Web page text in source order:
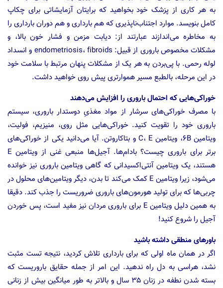
به هر کاری از پزشک خود بخواهید که برایتان آزمایشاتی برای چکاپ
کامل بنویسد. موارد اجتناب‌ناپذیری که هم بارداری و هم دوران بارداری را
به مخاطره می‌اندازند عبارتند از: دیابت مزمن و فشار خون بالا، و
مشکلات مخصوص باروری از قبیل: endometriosis، fibroids و انسداد
لوله رحمی. با پی‌بردن به هر یک از مشکلات پنهان مرتبط با سلامت خود
در این مرحله، بالطبع مسیر هموارتری پیش روی خواهید داشت.
خوراکی‌هایی که احتمال باروری را افزایش می‌دهند
با مصرف خوراکی‌های سرشار از مواد مغذیِ دوستدار باروری، سیستم
باروری خود را تقویت کنید. خوراکی‌هایی مثل روی، منیزیم، فولیت،
ویتامین ۶B، ویتامین C، E و بتاکاروتن. آیا می‌دانید یکی از خوراکی‌های
برتر برای باروری چیست؟ بادام‌ها. آجیل‌ها منبعی غنی از ویتامین E
هستند، یک ویتامین آنتی‌اکسیدانی که گاهی ویتامین‌ باروری نیز خوانده
می‌شود، زیرا ویتامین E کمک می‌کند تا بدن، دیگر ویتامین‌های محلول در
چربی‌ها که برای تولید هورمون‌های باروری ضروریست را جذب کند. دقیقا
به همین دلیل ویتامین E برای باروری مردان نیز مفید است، پس خوردن
آجیل را شروع کنید!
باورهای منطقی داشته باشید
اگر در همان ماه اولی که برای بارداری تلاش کردید، نتیجه تست مثبت
نشد، هراسی به دل راه ندهید. این امر از جمله حقایق باروریست که
بسته شدن نطفه در زنان ۳۵ سال و بالاتر به طور میانگین بیش از زنانی